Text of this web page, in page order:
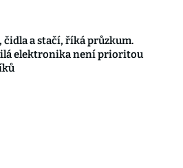
čidla a stačí, říká průzkum.
elektronika není prioritou